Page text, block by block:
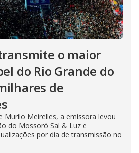
o maior
do Rio Grande do
de
Murilo Meirelles, a emissora levou
do Mossoró Sal & Luz e
por dia de transmissão no